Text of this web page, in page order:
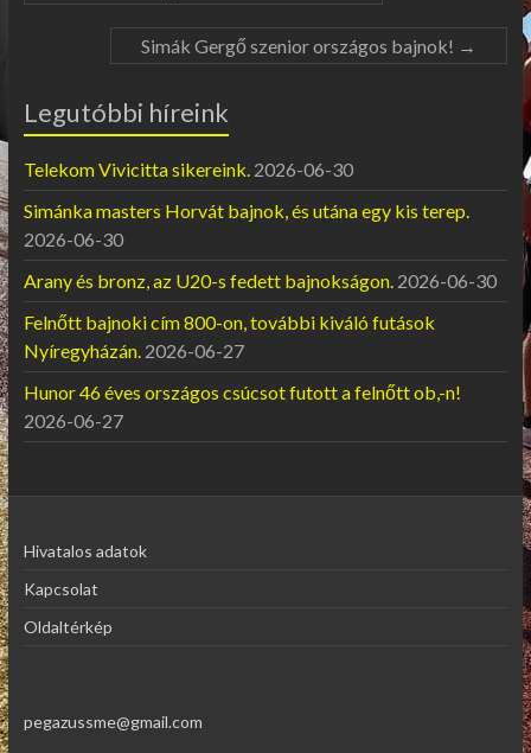
Simák Gergő szenior országos bajnok! →
Legutóbbi híreink
Telekom Vivicitta sikereink. 2026-06-30
Simánka masters Horvát bajnok, és utána egy kis terep.
2026-06-30
Arany és bronz, az U20-s fedett bajnokságon. 2026-06-30
Felnőtt bajnoki cím 800-on, további kiváló futások
Nyíregyházán. 2026-06-27
Hunor 46 éves országos csúcsot futott a felnőtt ob,-n!
2026-06-27
Hivatalos adatok
Kapcsolat
Oldaltérkép
pegazussme@gmail.com